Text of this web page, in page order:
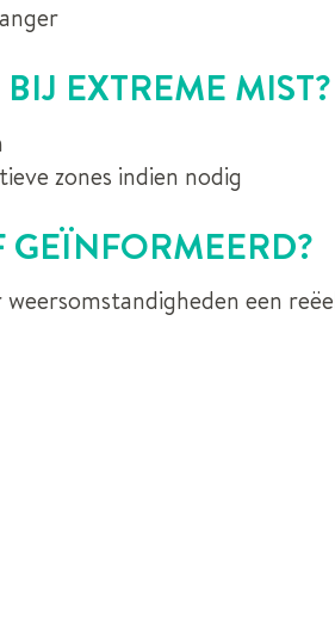
EXTREME MIST?
zones indien nodig
GEÏNFORMEERD?
een